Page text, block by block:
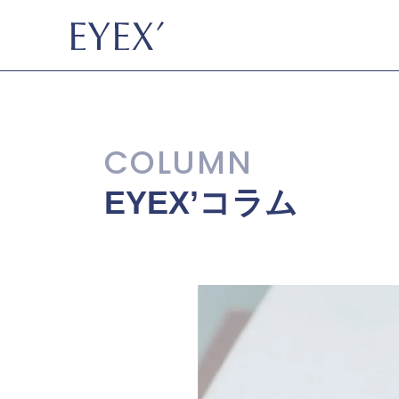
EYEX’コラム